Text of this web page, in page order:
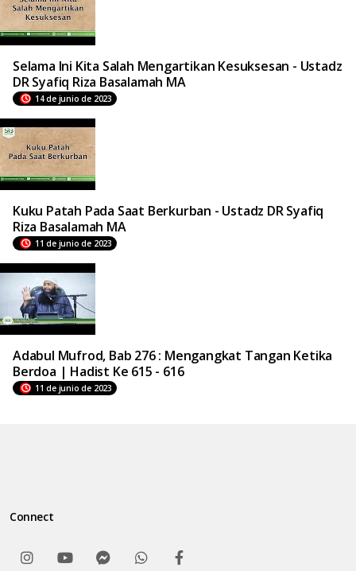
Selama Ini Kita Salah Mengartikan Kesuksesan - Ustadz
DR Syafiq Riza Basalamah MA
14 de junio de 2023
Kuku Patah Pada Saat Berkurban - Ustadz DR Syafiq
Riza Basalamah MA
11 de junio de 2023
Adabul Mufrod, Bab 276 : Mengangkat Tangan Ketika
Berdoa | Hadist Ke 615 - 616
11 de junio de 2023
Connect